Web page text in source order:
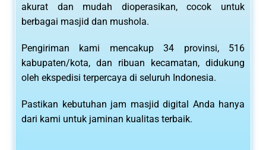
akurat dan mudah dioperasikan, cocok untuk
berbagai masjid dan mushola.
Pengiriman kami mencakup 34 provinsi, 516
kabupaten/kota, dan ribuan kecamatan, didukung
oleh ekspedisi terpercaya di seluruh Indonesia.
Pastikan kebutuhan jam masjid digital Anda hanya
dari kami untuk jaminan kualitas terbaik.